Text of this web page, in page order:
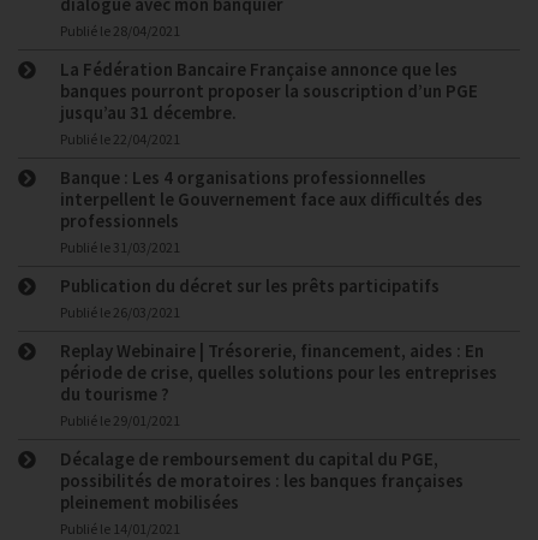
Publié le 28/04/2021
La Fédération Bancaire Française annonce que les
banques pourront proposer la souscription d’un PGE
jusqu’au 31 décembre.
Publié le 22/04/2021
Banque : Les 4 organisations professionnelles
interpellent le Gouvernement face aux difficultés des
professionnels
Publié le 31/03/2021
Publication du décret sur les prêts participatifs
Publié le 26/03/2021
Replay Webinaire | Trésorerie, financement, aides : En
période de crise, quelles solutions pour les entreprises
du tourisme ?
Publié le 29/01/2021
Décalage de remboursement du capital du PGE,
possibilités de moratoires : les banques françaises
pleinement mobilisées
Publié le 14/01/2021